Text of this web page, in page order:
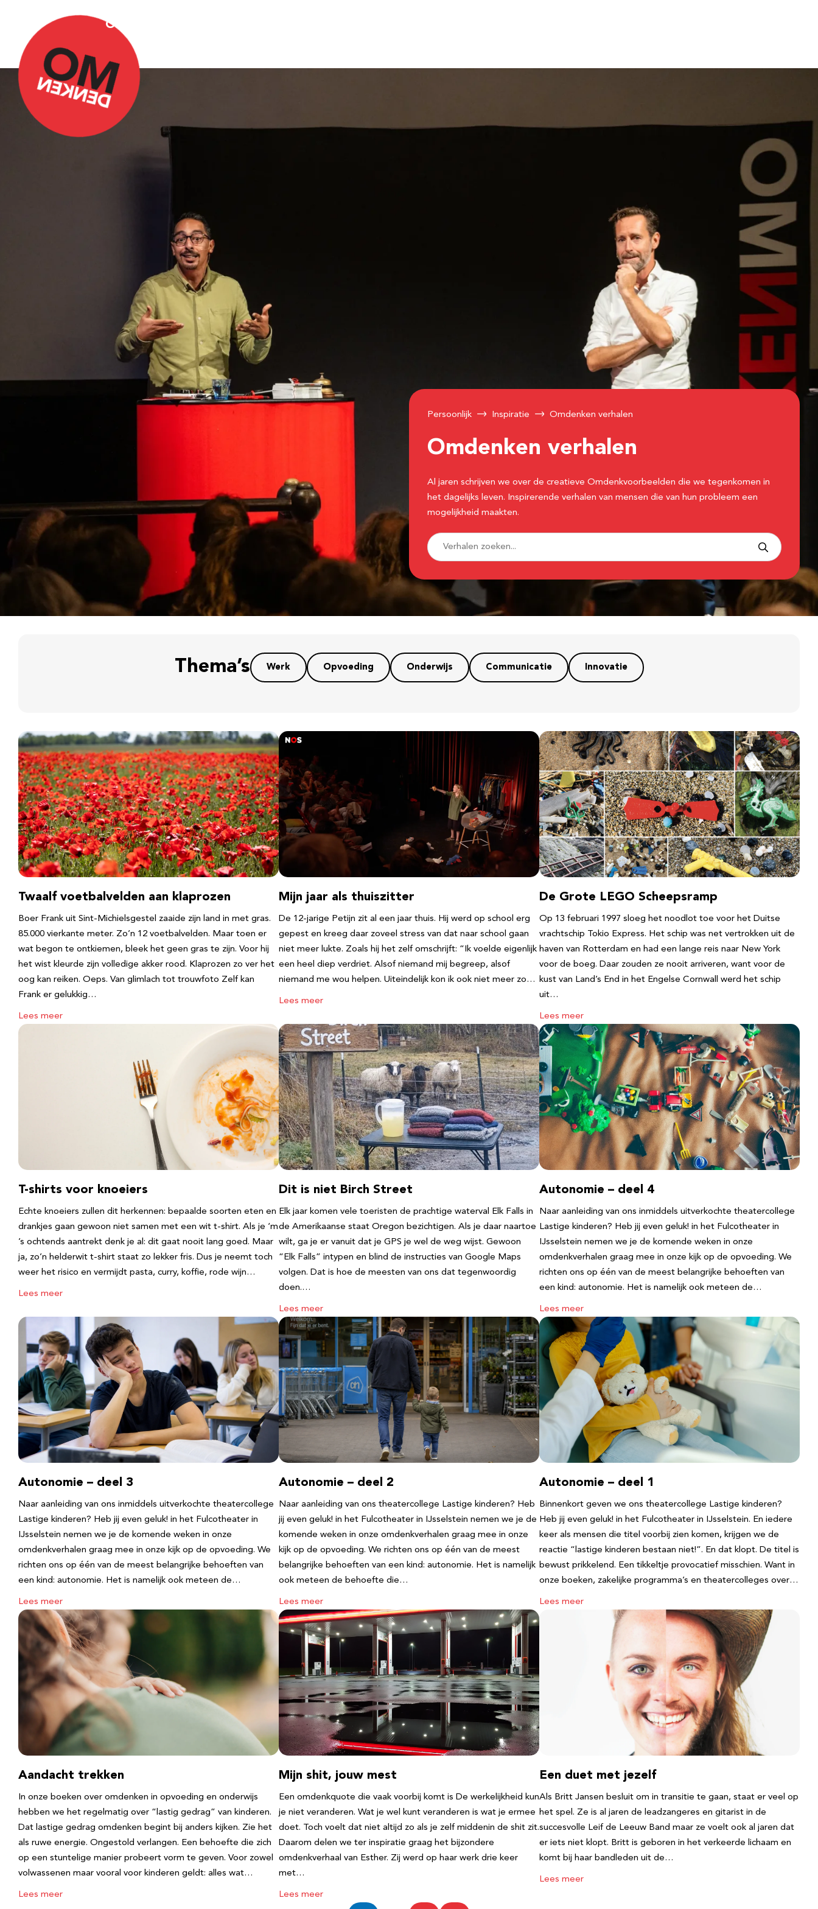
Over Omdenken
Persoonlijk Inspiratie Omdenken verhalen
Omdenken verhalen
Al jaren schrijven we over de creatieve Omdenkvoorbeelden die we tegenkomen in
het dagelijks leven. Inspirerende verhalen van mensen die van hun probleem een
mogelijkheid maakten.
Thema’s Werk Opvoeding Onderwijs Communicatie Innovatie
Twaalf voetbalvelden aan klaprozen
Boer Frank uit Sint-Michielsgestel zaaide zijn land in met gras.
85.000 vierkante meter. Zo’n 12 voetbalvelden. Maar toen er
wat begon te ontkiemen, bleek het geen gras te zijn. Voor hij
het wist kleurde zijn volledige akker rood. Klaprozen zo ver het
oog kan reiken. Oeps. Van glimlach tot trouwfoto Zelf kan
Frank er gelukkig…
Lees meer
Mijn jaar als thuiszitter
De 12-jarige Petijn zit al een jaar thuis. Hij werd op school erg
gepest en kreeg daar zoveel stress van dat naar school gaan
niet meer lukte. Zoals hij het zelf omschrijft: “Ik voelde eigenlijk
een heel diep verdriet. Alsof niemand mij begreep, alsof
niemand me wou helpen. Uiteindelijk kon ik ook niet meer zo…
Lees meer
De Grote LEGO Scheepsramp
Op 13 februari 1997 sloeg het noodlot toe voor het Duitse
vrachtschip Tokio Express. Het schip was net vertrokken uit de
haven van Rotterdam en had een lange reis naar New York
voor de boeg. Daar zouden ze nooit arriveren, want voor de
kust van Land’s End in het Engelse Cornwall werd het schip
uit…
Lees meer
T-shirts voor knoeiers
Echte knoeiers zullen dit herkennen: bepaalde soorten eten en
drankjes gaan gewoon niet samen met een wit t-shirt. Als je ‘m
’s ochtends aantrekt denk je al: dit gaat nooit lang goed. Maar
ja, zo’n helderwit t-shirt staat zo lekker fris. Dus je neemt toch
weer het risico en vermijdt pasta, curry, koffie, rode wijn…
Lees meer
Dit is niet Birch Street
Elk jaar komen vele toeristen de prachtige waterval Elk Falls in
de Amerikaanse staat Oregon bezichtigen. Als je daar naartoe
wilt, ga je er vanuit dat je GPS je wel de weg wijst. Gewoon
“Elk Falls” intypen en blind de instructies van Google Maps
volgen. Dat is hoe de meesten van ons dat tegenwoordig
doen.…
Lees meer
Autonomie – deel 4
Naar aanleiding van ons inmiddels uitverkochte theatercollege
Lastige kinderen? Heb jij even geluk! in het Fulcotheater in
IJsselstein nemen we je de komende weken in onze
omdenkverhalen graag mee in onze kijk op de opvoeding. We
richten ons op één van de meest belangrijke behoeften van
een kind: autonomie. Het is namelijk ook meteen de…
Lees meer
Autonomie – deel 3
Naar aanleiding van ons inmiddels uitverkochte theatercollege
Lastige kinderen? Heb jij even geluk! in het Fulcotheater in
IJsselstein nemen we je de komende weken in onze
omdenkverhalen graag mee in onze kijk op de opvoeding. We
richten ons op één van de meest belangrijke behoeften van
een kind: autonomie. Het is namelijk ook meteen de…
Lees meer
Autonomie – deel 2
Naar aanleiding van ons theatercollege Lastige kinderen? Heb
jij even geluk! in het Fulcotheater in IJsselstein nemen we je de
komende weken in onze omdenkverhalen graag mee in onze
kijk op de opvoeding. We richten ons op één van de meest
belangrijke behoeften van een kind: autonomie. Het is namelijk
ook meteen de behoefte die…
Lees meer
Autonomie – deel 1
Binnenkort geven we ons theatercollege Lastige kinderen?
Heb jij even geluk! in het Fulcotheater in IJsselstein. En iedere
keer als mensen die titel voorbij zien komen, krijgen we de
reactie “lastige kinderen bestaan niet!”. En dat klopt. De titel is
bewust prikkelend. Een tikkeltje provocatief misschien. Want in
onze boeken, zakelijke programma’s en theatercolleges over…
Lees meer
Aandacht trekken
In onze boeken over omdenken in opvoeding en onderwijs
hebben we het regelmatig over “lastig gedrag” van kinderen.
Dat lastige gedrag omdenken begint bij anders kijken. Zie het
als ruwe energie. Ongestold verlangen. Een behoefte die zich
op een stuntelige manier probeert vorm te geven. Voor zowel
volwassenen maar vooral voor kinderen geldt: alles wat…
Lees meer
Mijn shit, jouw mest
Een omdenkquote die vaak voorbij komt is De werkelijkheid kun
je niet veranderen. Wat je wel kunt veranderen is wat je ermee
doet. Toch voelt dat niet altijd zo als je zelf middenin de shit zit.
Daarom delen we ter inspiratie graag het bijzondere
omdenkverhaal van Esther. Zij werd op haar werk drie keer
met…
Lees meer
Een duet met jezelf
Als Britt Jansen besluit om in transitie te gaan, staat er veel op
het spel. Ze is al jaren de leadzangeres en gitarist in de
succesvolle Leif de Leeuw Band maar ze voelt ook al jaren dat
er iets niet klopt. Britt is geboren in het verkeerde lichaam en
komt bij haar bandleden uit de…
Lees meer